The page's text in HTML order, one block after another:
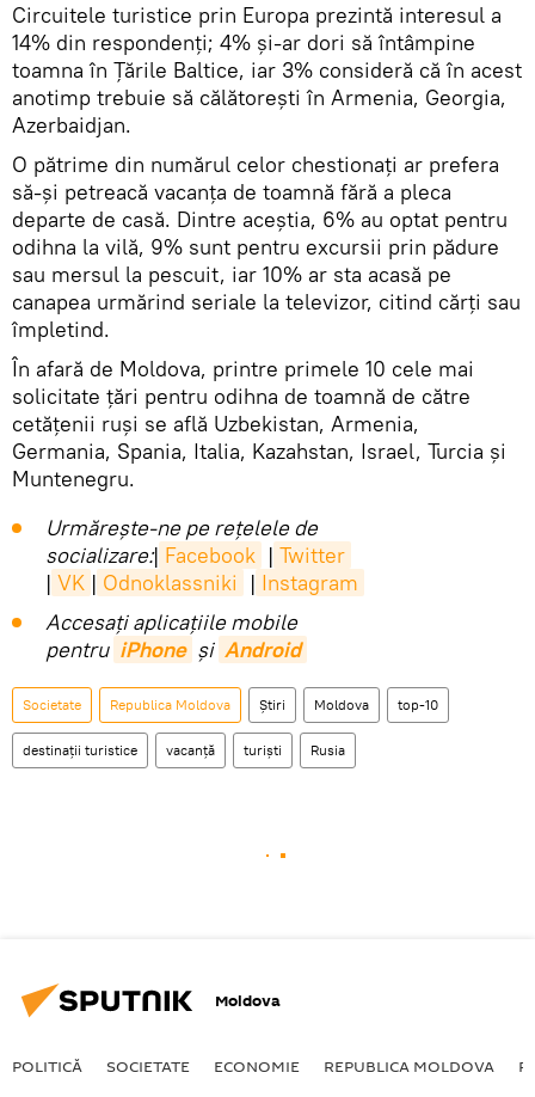
Circuitele turistice prin Europa prezintă interesul a
14% din respondenți; 4% și-ar dori să întâmpine
toamna în Țările Baltice, iar 3% consideră că în acest
anotimp trebuie să călătorești în Armenia, Georgia,
Azerbaidjan.
O pătrime din numărul celor chestionați ar prefera
să-și petreacă vacanța de toamnă fără a pleca
departe de casă. Dintre aceștia, 6% au optat pentru
odihna la vilă, 9% sunt pentru excursii prin pădure
sau mersul la pescuit, iar 10% ar sta acasă pe
canapea urmărind seriale la televizor, citind cărți sau
împletind.
În afară de Moldova, printre primele 10 cele mai
solicitate țări pentru odihna de toamnă de către
cetățenii ruși se află Uzbekistan, Armenia,
Germania, Spania, Italia, Kazahstan, Israel, Turcia și
Muntenegru.
Urmărește-ne pe rețelele de
socializare:| Facebook | Twitter
| VK | Odnoklassniki | Instagram
Accesaţi aplicaţiile mobile
pentru iPhone și Android
Societate Republica Moldova Știri Moldova top-10
destinații turistice vacanță turiști Rusia
Moldova
POLITICĂ SOCIETATE ECONOMIE REPUBLICA MOLDOVA